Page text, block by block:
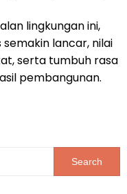
lingkungan ini,
lancar, nilai
serta tumbuh rasa
pembangunan.